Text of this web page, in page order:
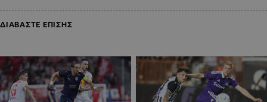
ΔΙΑΒΑΣΤΕ ΕΠΙΣΗΣ